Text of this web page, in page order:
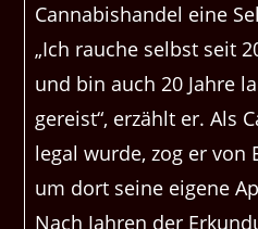
Cannabishandel eine
„Ich rauche selbst seit
und bin auch 20 Jahre
gereist“, erzählt er. Als
legal wurde, zog er von
um dort seine eigene
Nach Jahren der